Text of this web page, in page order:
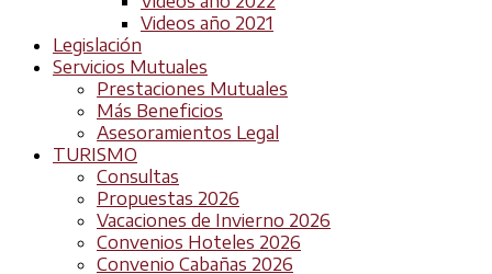
Videos año 2021
Legislación
Servicios Mutuales
Prestaciones Mutuales
Más Beneficios
Asesoramientos Legal
TURISMO
Consultas
Propuestas 2026
Vacaciones de Invierno 2026
Convenios Hoteles 2026
Convenio Cabañas 2026